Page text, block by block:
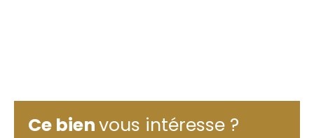
Ce bienvous intéresse ?